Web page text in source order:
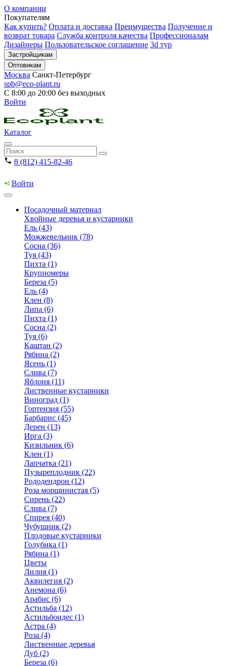
О компании
Покупателям
Как купить? Оплата и доставка Преимущества Получение и
возврат товара Служба контроля качества Профессионалам
Дизайнеры Пользовательское соглашение 3d тур
Застройщикам
Оптовикам
Москва Санкт-Петербург
spb@eco-plant.ru
С 8:00 до 20:00 без выходных
Войти
Каталог
8 (812) 415-82-46
Войти
Посадочный материал
Хвойные деревья и кустарники
Ель (43)
Можжевельник (78)
Сосна (36)
Туя (43)
Пихта (1)
Крупномеры
Береза (5)
Ель (4)
Клен (8)
Липа (6)
Пихта (1)
Сосна (2)
Туя (6)
Каштан (2)
Рябина (2)
Ясень (1)
Слива (7)
Яблоня (11)
Лиственные кустарники
Виноград (1)
Гортензия (55)
Барбарис (45)
Дерен (13)
Ирга (3)
Кизильник (6)
Клен (1)
Лапчатка (21)
Пузыреплодник (22)
Рододендрон (12)
Роза морщинистая (5)
Сирень (22)
Слива (7)
Спирея (40)
Чубушник (2)
Плодовые кустарники
Голубика (1)
Рябина (1)
Цветы
Лилия (1)
Аквилегия (2)
Анемона (6)
Арабис (6)
Астильба (12)
Астильбоидес (1)
Астра (4)
Роза (4)
Лиственные деревья
Дуб (2)
Береза (6)